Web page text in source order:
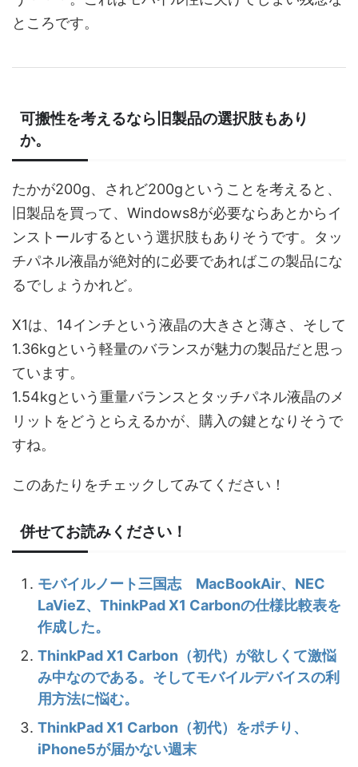
ところです。
可搬性を考えるなら旧製品の選択肢もあり
か。
たかが200g、されど200gということを考えると、
旧製品を買って、Windows8が必要ならあとからイ
ンストールするという選択肢もありそうです。タッ
チパネル液晶が絶対的に必要であればこの製品にな
るでしょうかれど。
X1は、14インチという液晶の大きさと薄さ、そして
1.36kgという軽量のバランスが魅力の製品だと思っ
ています。
1.54kgという重量バランスとタッチパネル液晶のメ
リットをどうとらえるかが、購入の鍵となりそうで
すね。
このあたりをチェックしてみてください！
併せてお読みください！
モバイルノート三国志 MacBookAir、NEC
LaVieZ、ThinkPad X1 Carbonの仕様比較表を
作成した。
ThinkPad X1 Carbon（初代）が欲しくて激悩
み中なのである。そしてモバイルデバイスの利
用方法に悩む。
ThinkPad X1 Carbon（初代）をポチり、
iPhone5が届かない週末